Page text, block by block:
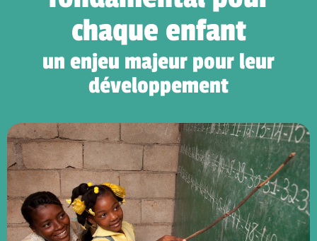
chaque enfant
un enjeu majeur pour leur
développement